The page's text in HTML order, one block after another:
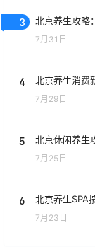
3 北京养生攻略
7月31日
4 北京养生消费
7月29日
5 北京休闲养生
7月25日
6 北京养生SPA
7月23日